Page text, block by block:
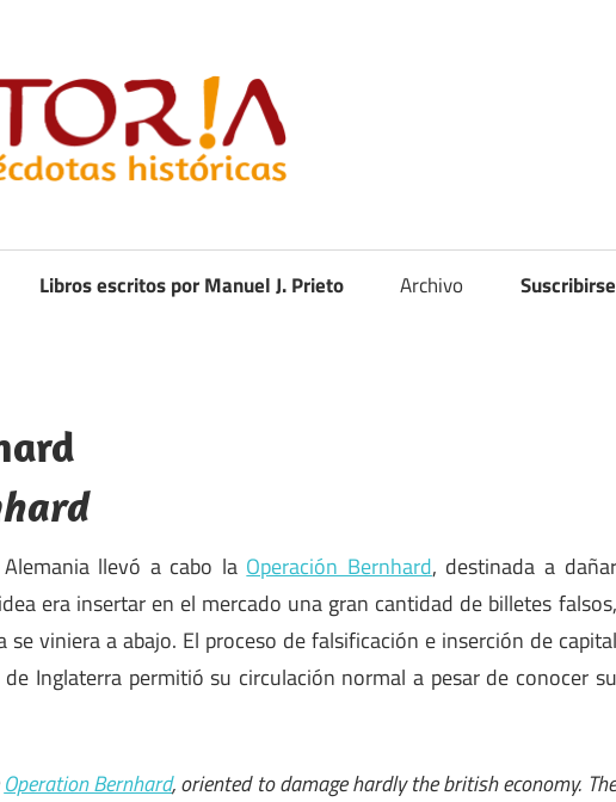
Libros escritos por Manuel J. Prieto Archivo
llevó a cabo la Operación Bernhard, destinada a dañar
era insertar en el mercado una gran cantidad de billetes falsos,
viniera a abajo. El proceso de falsificación e inserción de capital
Inglaterra permitió su circulación normal a pesar de conocer su
Operation Bernhard, oriented to damage hardly the british economy. The